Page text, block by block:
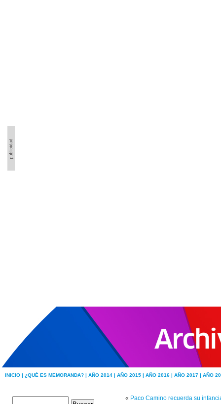
INICIO | ¿QUÉ ES MEMORANDA? | AÑO 2014 | AÑO 2015 | AÑO 2016 | AÑO 2017 | AÑO
« Paco Camino recuerda su